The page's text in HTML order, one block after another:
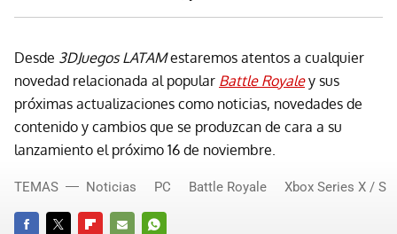
Desde 3DJuegos LATAMestaremos atentos a cualquier
novedad relacionada al popular Battle Royaley sus
próximas actualizaciones como noticias, novedades de
contenido y cambios que se produzcan de cara a su
lanzamiento el próximo 16 de noviembre.
TEMAS Noticias PC Battle Royale Xbox Series X / S